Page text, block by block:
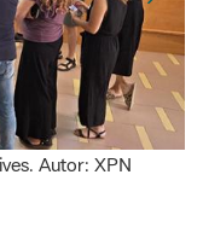
Autor: XPN
compartides”,
19 de juny